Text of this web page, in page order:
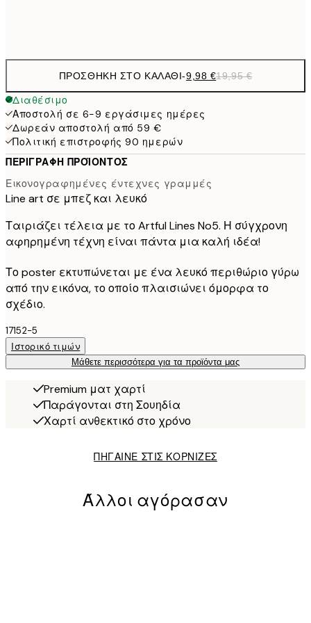
ΠΡΟΣΘΉΚΗ ΣΤΟ ΚΑΛΆΘΙ-9,98 €19,95 €
Διαθέσιμο
Αποστολή σε 6-9 εργάσιμες ημέρες
Δωρεάν αποστολή από 59 €
Πολιτική επιστροφής 90 ημερών
ΠΕΡΙΓΡΑΦΉ ΠΡΟΪΌΝΤΟΣ
Εικονογραφημένες έντεχνες γραμμές
Line art σε μπεζ και λευκό
Ταιριάζει τέλεια με το Artful Lines No5. Η σύγχρονη
αφηρημένη τέχνη είναι πάντα μια καλή ιδέα!
Το poster εκτυπώνεται με ένα λευκό περιθώριο γύρω
από την εικόνα, το οποίο πλαισιώνει όμορφα το
σχέδιο.
17152-5
Ιστορικό τιμών
Μάθετε περισσότερα για τα προϊόντα μας
Premium ματ χαρτί
Παράγονται στη Σουηδία
Χαρτί ανθεκτικό στο χρόνο
ΠΗΓΑΙΝΕ ΣΤΙΣ ΚΟΡΝΙΖΕΣ
Άλλοι αγόρασαν